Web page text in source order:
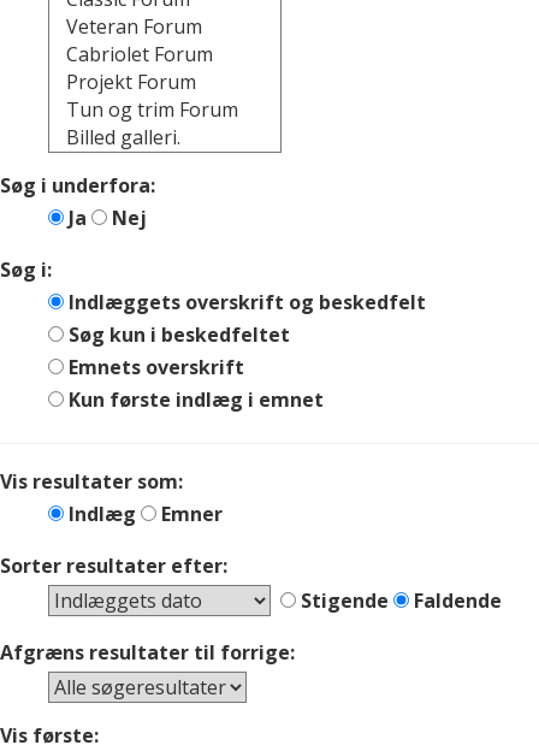
Søg i underfora:
Ja
Nej
Søg i:
Indlæggets overskrift og beskedfelt
Søg kun i beskedfeltet
Emnets overskrift
Kun første indlæg i emnet
Vis resultater som:
Indlæg
Emner
Sorter resultater efter:
Stigende
Faldende
Afgræns resultater til forrige:
Vis første: